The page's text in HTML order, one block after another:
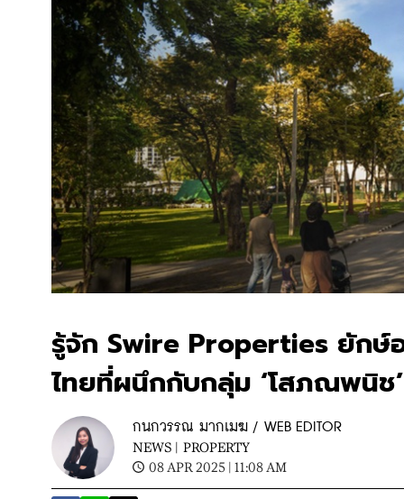
รู้จัก Swire Properties ยักษ์
ไทยที่ผนึกกับกลุ่ม ‘โสภณพนิช’
กนกวรรณ มากเมฆ / WEB EDITOR
NEWS | PROPERTY
08 APR 2025 | 11:08 AM